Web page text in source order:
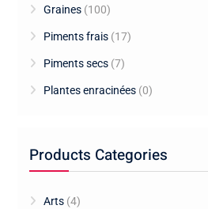
Graines (100)
Piments frais (17)
Piments secs (7)
Plantes enracinées (0)
Products Categories
Arts (4)